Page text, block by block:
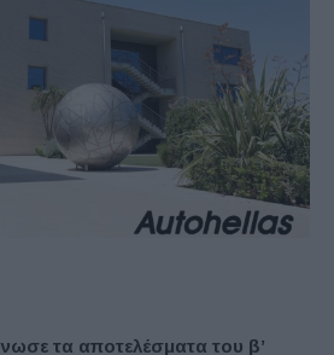
τα αποτελέσματα του β’